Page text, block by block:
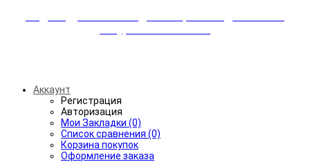
Аккаунт
Регистрация
Авторизация
Мои Закладки (0)
Список сравнения (0)
Корзина покупок
Оформление заказа